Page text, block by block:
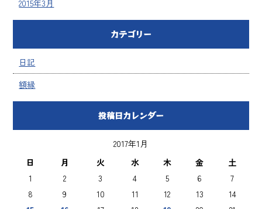
2015年3月
カテゴリー
日記
額縁
投稿日カレンダー
2017年1月
日
月 火 水 木 金
土
1
2 3 4 5 6
7
8
9 10 11 12 13
14